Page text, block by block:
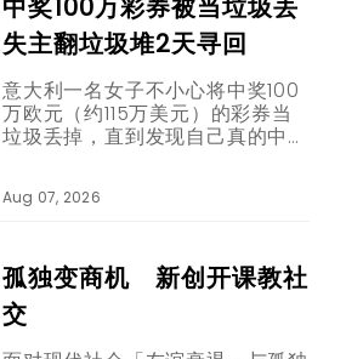
中奖100万彩券被当垃圾丢
失主翻垃圾堆2天寻回
意大利一名女子不小心将中奖100
万欧元（约115万美元）的彩券当
垃圾丢掉，直到发现自己真的中奖
张的彩券终于完整寻回，就连协寻
Aug 07, 2026
孤独变商机 新创开课教社
交